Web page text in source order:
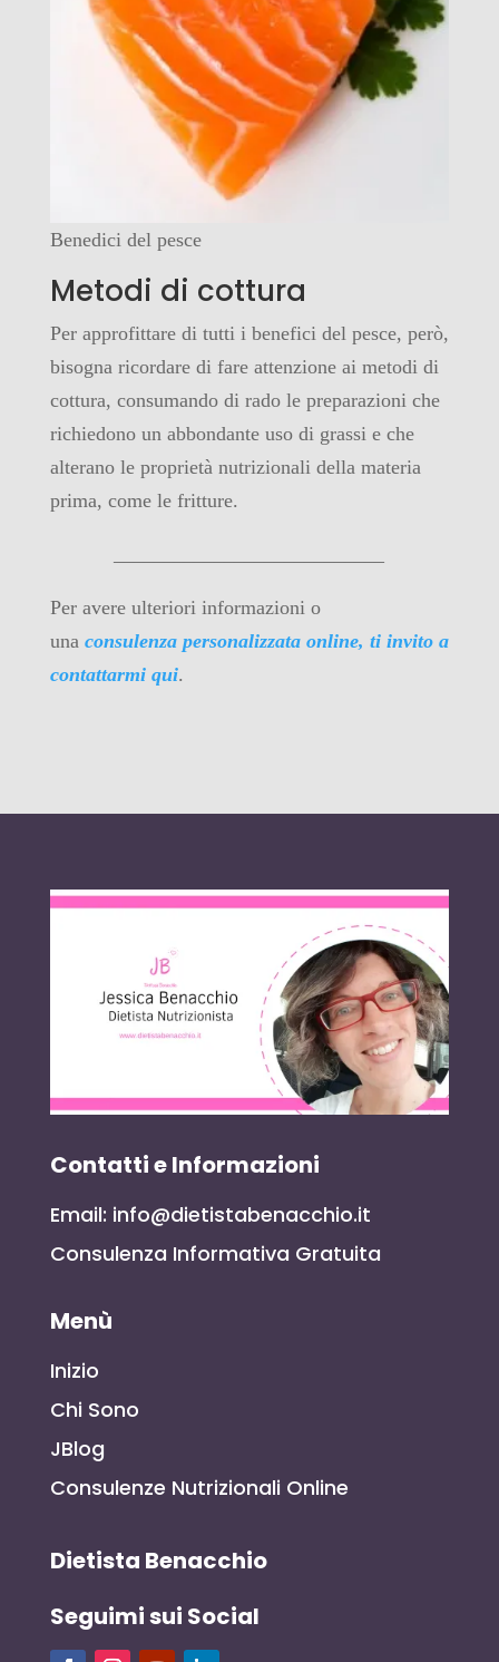
Benedici del pesce
Metodi di cottura
Per approfittare di tutti i benefici del pesce, però,
bisogna ricordare di fare attenzione ai metodi di
cottura, consumando di rado le preparazioni che
richiedono un abbondante uso di grassi e che
alterano le proprietà nutrizionali della materia
prima, come le fritture.
Per avere ulteriori informazioni o
una consulenza personalizzata online, ti invito a
contattarmi qui.
Contatti e Informazioni
Email: info@dietistabenacchio.it
Consulenza Informativa Gratuita
Menù
Inizio
Chi Sono
JBlog
Consulenze Nutrizionali Online
Dietista Benacchio
Seguimi sui Social